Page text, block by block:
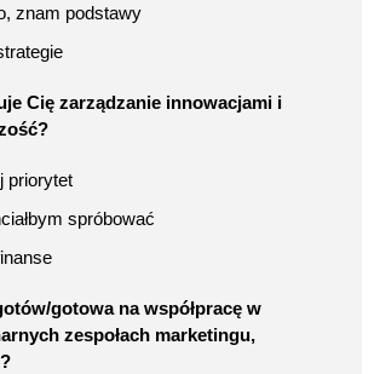
znam podstawy
Cię zarządzanie innowacjami i
priorytet
spróbować
gotowa na współpracę w
zespołach marketingu,